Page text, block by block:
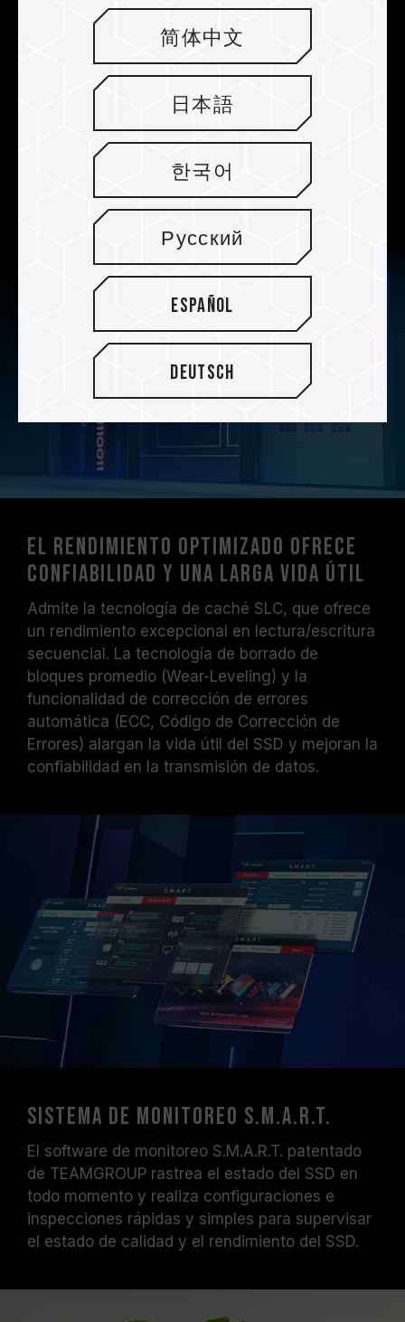
Solución de controlador
preestablecido para una óptima
calidad
El A440 Lite cuenta con el chip de control
PHISON PS5027-E27T y NAND 3D TLC.
Incorpora la solución de controlador PHISON
predefinida, ofreciendo un SSD de la más alta
calidad y estabilidad.
El rendimiento optimizado ofrece
confiabilidad y una larga vida útil
Admite la tecnología de caché SLC, que ofrece
un rendimiento excepcional en lectura/escritura
secuencial. La tecnología de borrado de
bloques promedio (Wear-Leveling) y la
funcionalidad de corrección de errores
automática (ECC, Código de Corrección de
Errores) alargan la vida útil del SSD y mejoran la
confiabilidad en la transmisión de datos.
Sistema de monitoreo S.M.A.R.T.
El software de monitoreo S.M.A.R.T. patentado
de TEAMGROUP rastrea el estado del SSD en
todo momento y realiza configuraciones e
inspecciones rápidas y simples para supervisar
el estado de calidad y el rendimiento del SSD.
简体中文
日本語
한국어
Русский
Español
Deutsch